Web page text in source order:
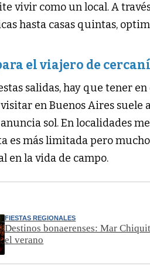
vivir como un local. A
hasta casas quintas,
el viajero de
salidas, hay que tener
en Buenos Aires
sol. En localidades
es más limitada pero
en la vida de campo.
FIESTAS REGIONALES
Destinos bonaerenses: Mar
el verano